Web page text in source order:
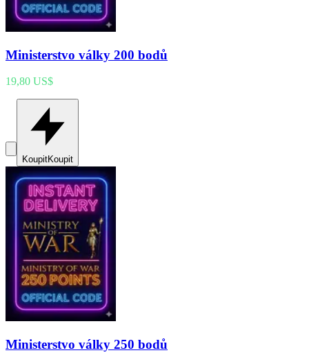
Ministerstvo války 200 bodů
19,80 US$
KoupitKoupit
Ministerstvo války 250 bodů